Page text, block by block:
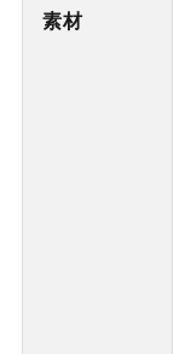
素材